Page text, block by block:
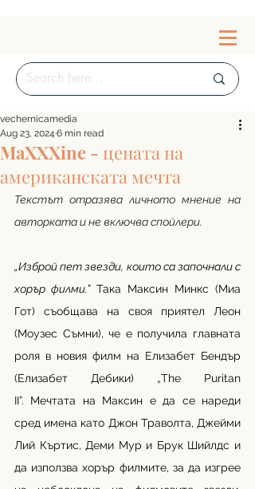
MaXXXine - цената на
американската мечта
vechernicamedia
Aug 23, 2024 6 min read
Текстът отразява личното мнение на
авторката и не включва спойлери.
„Изброй пет звезди, които са започнали с
хорър филми.” Така Максин Минкс (Миа
Гот) съобщава на своя приятел Леон
(Моузес Съмни), че е получила главната
роля в новия филм на Елизабет Бендър
(Елизабет Дебики) „The Puritan
II”. Мечтата на Максин е да се нареди
сред имена като Джон Траволта, Джейми
Лий Къртис, Деми Мур и Брук Шийлдс и
да използва хорър филмите, за да изгрее